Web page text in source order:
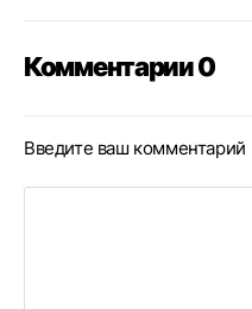
Комментарии 0
Введите ваш комментарий